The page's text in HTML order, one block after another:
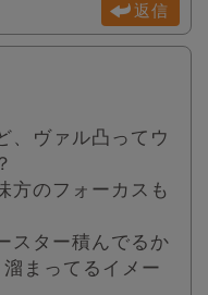
返信
、ヴァル凸ってウ
方のフォーカスも
スター積んでるか
まってるイメー